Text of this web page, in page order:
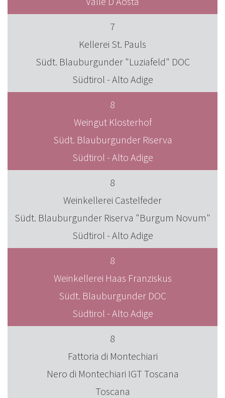
7
Kellerei St. Pauls
Südt. Blauburgunder "Luziafeld" DOC
Südtirol - Alto Adige
8
Weingut Klosterhof
Südt. Blauburgunder Riserva
Südtirol - Alto Adige
8
Weinkellerei Castelfeder
Südt. Blauburgunder Riserva "Burgum Novum"
Südtirol - Alto Adige
8
Weinkellerei Haas Franziskus
Südt. Blauburgunder DOC
Südtirol - Alto Adige
8
Fattoria di Montechiari
Nero di Montechiari IGT Toscana
Toscana